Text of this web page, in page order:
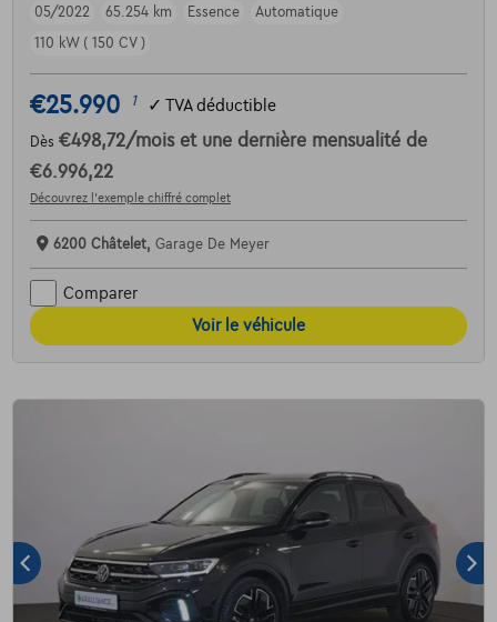
05/2022
65.254 km Essence
Automatique
110 kW ( 150 CV )
€25.990 1 ✓ TVA déductible
Dès €498,72/mois et une dernière mensualité de
€6.996,22
Découvrez l’exemple chiffré complet
6200 Châtelet, Garage De Meyer
Comparer
Voir le véhicule